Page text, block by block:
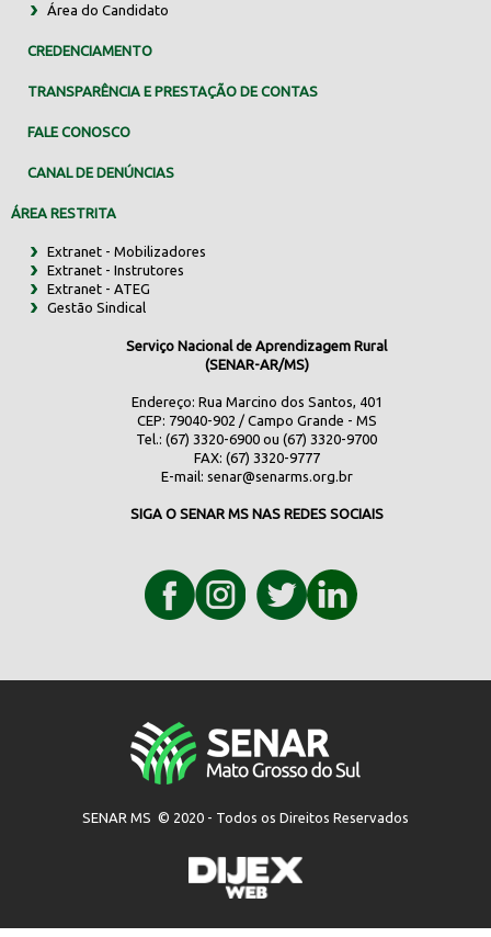
Área do Candidato
CREDENCIAMENTO
TRANSPARÊNCIA E PRESTAÇÃO DE CONTAS
FALE CONOSCO
CANAL DE DENÚNCIAS
ÁREA RESTRITA
Extranet - Mobilizadores
Extranet - Instrutores
Extranet - ATEG
Gestão Sindical
Serviço Nacional de Aprendizagem Rural
(SENAR-AR/MS)
Endereço: Rua Marcino dos Santos, 401
CEP: 79040-902 / Campo Grande - MS
Tel.: (67) 3320-6900 ou (67) 3320-9700
FAX: (67) 3320-9777
E-mail: senar@senarms.org.br
SIGA O SENAR MS NAS REDES SOCIAIS
SENAR MS © 2020 - Todos os Direitos Reservados